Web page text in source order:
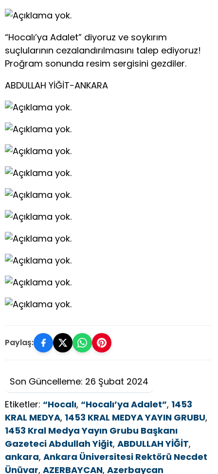
“Hocalı’ya Adalet” diyoruz ve soykırım
suçlularının cezalandırılmasını talep ediyoruz!
Proğram sonunda resim sergisini gezdiler.
ABDULLAH YİĞİT-ANKARA
Paylaş:
Son Güncelleme: 26 Şubat 2024
Etiketler: “Hocalı, “Hocalı’ya Adalet”, 1453
KRAL MEDYA, 1453 KRAL MEDYA YAYIN GRUBU,
1453 Kral Medya Yayın Grubu Başkanı
Gazeteci Abdullah Yiğit, ABDULLAH YİĞİT,
ankara, Ankara Üniversitesi Rektörü Necdet
Ünüvar, AZERBAYCAN, Azerbaycan